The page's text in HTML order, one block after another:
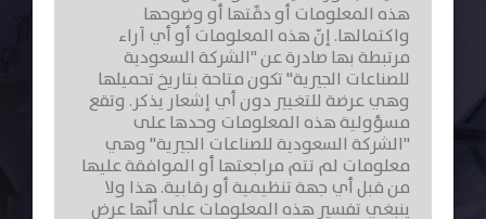
هذه المعلومات أو دقّتها أو وضوحها
واكتمالها. إنّ هذه المعلومات أو أي آراء
مرتبطة بها صادرة عن "الشركة السعودية
للصناعات الجيرية" تكون متاحة بتاريخ تحميلها
وهي عرضة للتغيير دون أي إشعار يذكر. وتقع
مسؤولية هذه المعلومات وحدها على
"الشركة السعودية للصناعات الجيرية" وهي
معلومات لم تتم مراجعتها أو الموافقة عليها
من قبل أي جهة تنظيمية أو رقابية. هذا ولا
ينبغي تفسير هذه المعلومات على أنّها عرض
تتميز الشركة بكونها المصنع الوحيد والأكثر خبرة في
المملكة للطوب والبلوك الرملي الجيري باستثمارات
رأسمالية هائلة تمكنها من الوفاء بمتطلبات عملائها
وفق كود البناء السعودي.